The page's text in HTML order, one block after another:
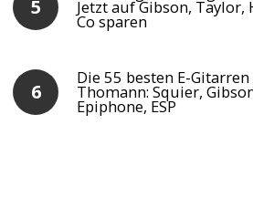
Jetzt auf Gibson, Taylor,
Co sparen
Die 55 besten E-
Thomann: Squier,
Epiphone, ESP